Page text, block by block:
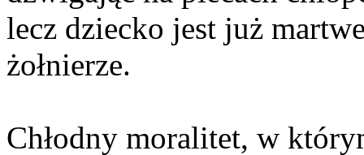
lecz dziecko jest już
żołnierze.
Chłodny moralitet, w